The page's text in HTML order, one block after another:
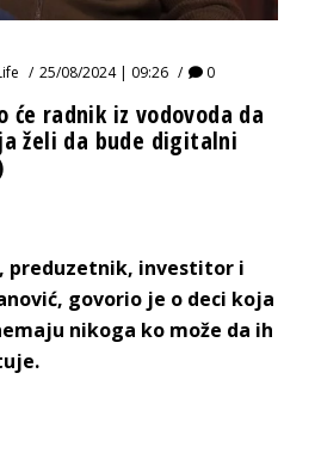
25/08/2024 | 09:26 0
će radnik iz vodovoda da
želi da bude digitalni
preduzetnik, investitor i
govorio je o deci koja
nikoga ko može da ih